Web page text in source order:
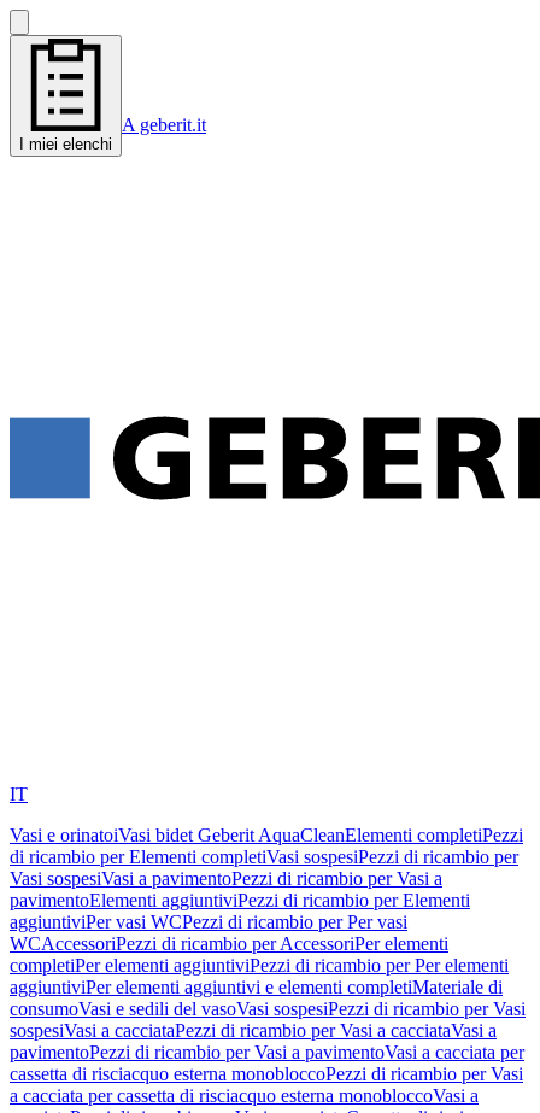
I miei elenchi
A geberit.it
IT
Vasi e orinatoiVasi bidet Geberit AquaCleanElementi completiPezzi
di ricambio per Elementi completiVasi sospesiPezzi di ricambio per
Vasi sospesiVasi a pavimentoPezzi di ricambio per Vasi a
pavimentoElementi aggiuntiviPezzi di ricambio per Elementi
aggiuntiviPer vasi WCPezzi di ricambio per Per vasi
WCAccessoriPezzi di ricambio per AccessoriPer elementi
completiPer elementi aggiuntiviPezzi di ricambio per Per elementi
aggiuntiviPer elementi aggiuntivi e elementi completiMateriale di
consumoVasi e sedili del vasoVasi sospesiPezzi di ricambio per Vasi
sospesiVasi a cacciataPezzi di ricambio per Vasi a cacciataVasi a
pavimentoPezzi di ricambio per Vasi a pavimentoVasi a cacciata per
cassetta di risciacquo esterna monobloccoPezzi di ricambio per Vasi
a cacciata per cassetta di risciacquo esterna monobloccoVasi a